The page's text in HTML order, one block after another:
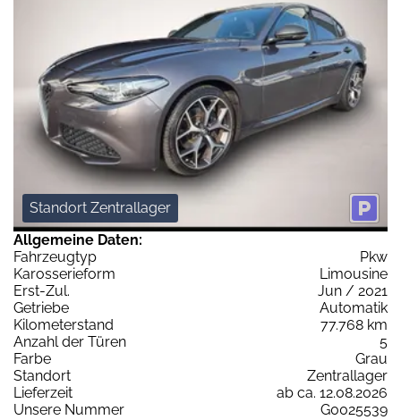
Standort Zentrallager
Allgemeine Daten:
Fahrzeugtyp
Pkw
Karosserieform
Limousine
Erst-Zul.
Jun / 2021
Getriebe
Automatik
Kilometerstand
77.768 km
Anzahl der Türen
5
Farbe
Grau
Standort
Zentrallager
Lieferzeit
ab ca. 12.08.2026
Unsere Nummer
G0025539